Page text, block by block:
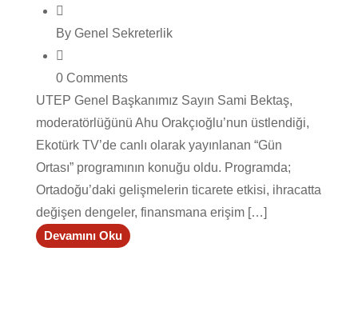
By Genel Sekreterlik
0 Comments
UTEP Genel Başkanımız Sayın Sami Bektaş,
moderatörlüğünü Ahu Orakçıoğlu’nun üstlendiği,
Ekotürk TV’de canlı olarak yayınlanan “Gün
Ortası” programının konuğu oldu. Programda;
Ortadoğu’daki gelişmelerin ticarete etkisi, ihracatta
değişen dengeler, finansmana erişim […]
Devamını Oku